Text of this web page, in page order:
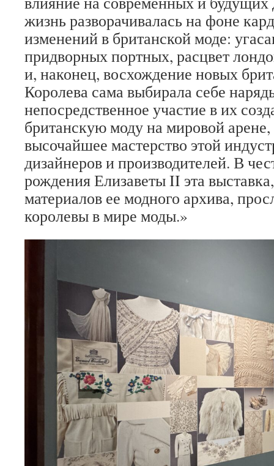
жизнь разворачивалась на фоне
изменений в британской моде:
придворных портных, расцвет
и, наконец, восхождение новых
Королева сама выбирала себе
непосредственное участие в их
британскую моду на мировой арене,
высочайшее мастерство этой
дизайнеров и производителей. В
рождения Елизаветы II эта
материалов ее модного архива,
королевы в мире моды.»